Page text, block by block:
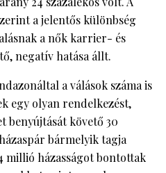
a jelentős különbség
a nők karrier- és
negatív hatása állt.
a válások száma is
egy olyan rendelkezést,
benyújtását követő 30
bármelyik tagja
millió házasságot bontottak